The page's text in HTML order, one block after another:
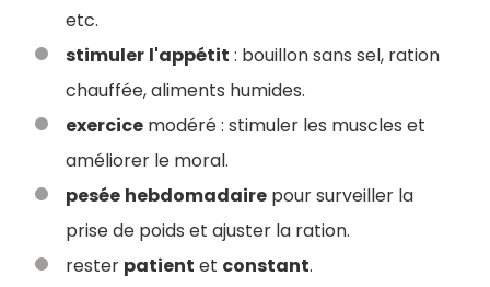
etc.
stimuler l'appétit : bouillon sans sel, ration
chauffée, aliments humides.
exercice modéré : stimuler les muscles et
améliorer le moral.
pesée hebdomadaire pour surveiller la
prise de poids et ajuster la ration.
rester patient et constant.